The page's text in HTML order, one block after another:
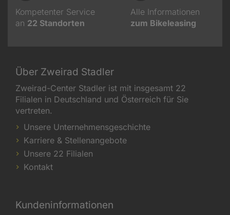
Kompetenter Service
an 22 Standorten
Alle Informationen
zum Bikeleasing
Über Zweirad Stadler
Zweirad-Center Stadler ist mit insgesamt 22
Filialen in Deutschland und Österreich für Sie
vertreten.
Unsere Unternehmensgeschichte
Karriere & Stellenangebote
Unsere 22 Filialen
Kontakt
Kundeninformationen